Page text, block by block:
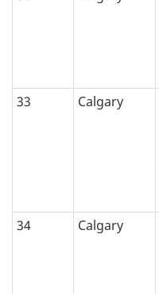
33 Calgary
34 Calgary